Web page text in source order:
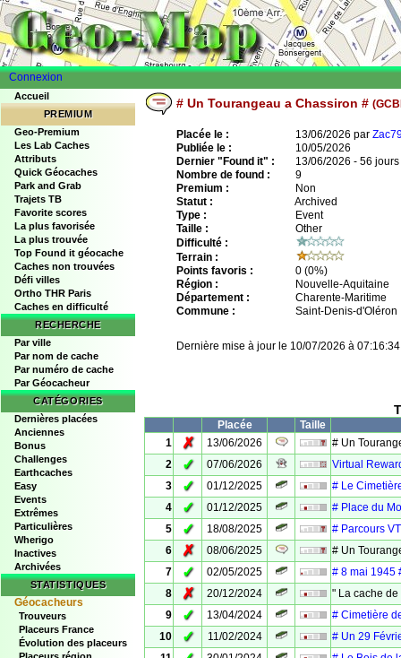
Connexion
Accueil
PREMIUM
Geo-Premium
Les Lab Caches
Attributs
Quick Géocaches
Park and Grab
Trajets TB
Favorite scores
La plus favorisée
La plus trouvée
Top Found it géocache
Caches non trouvées
Défi villes
Ortho THR Paris
Caches en difficulté
RECHERCHE
Par ville
Par nom de cache
Par numéro de cache
Par Géocacheur
CATÉGORIES
Dernières placées
Anciennes
Bonus
Challenges
Earthcaches
Easy
Events
Extrêmes
Particulières
Wherigo
Inactives
Archivées
STATISTIQUES
Géocacheurs
Trouveurs
Placeurs France
Évolution des placeurs
# Un Tourangeau a Chassiron #
Placée le : 13/06/2026 par
Publiée le :
10/05/2026
Dernier "Found it" :
13/06/2026 - 56 jours
Nombre de found :
9
Premium :
Non
Statut :
Archived
Type :
Event
Taille :
Other
Difficulté :
Terrain :
Points favoris :
0 (0%)
Région :
Nouvelle-Aquitaine
Département :
Charente-Maritime
Commune :
Saint-Denis-d'Oléron
Dernière mise à jour le 10/07/2026 à 07:16:34
Placée
Taille
1
✗ 13/06/2026
# Un
2
✓ 07/06/2026
Virtual
3
✓ 01/12/2025
# Le
4
✓ 01/12/2025
# Place du
5
✓ 18/08/2025
# Parcours
6
✗ 08/06/2025
# Un
7
✓ 02/05/2025
# 8 mai 1945
8
✗ 20/12/2024
" La cache
9
✓ 13/04/2024
# Cimetière
10
✓ 11/02/2024
# Un 29